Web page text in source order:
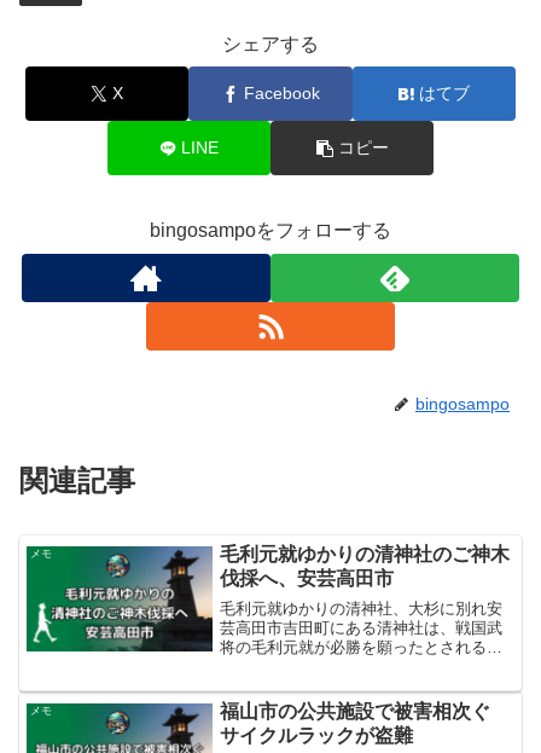
シェアする
X Facebook はてブ
LINE コピー
bingosampoをフォローする
bingosampo
関連記事
メモ
毛利元就ゆかりの清神社のご神木
伐採へ、安芸高田市
毛利元就ゆかりの清神社、大杉に別れ安
芸高田市吉田町にある清神社は、戦国武
将の毛利元就が必勝を願ったとされるゆ
れる場所として有名です。この神社の境
内には、樹齢700年以...
メモ
福山市の公共施設で被害相次ぐ
サイクルラックが盗難